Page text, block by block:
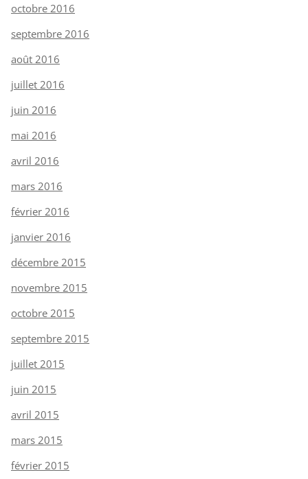
octobre 2016
septembre 2016
août 2016
juillet 2016
juin 2016
mai 2016
avril 2016
mars 2016
février 2016
janvier 2016
décembre 2015
novembre 2015
octobre 2015
septembre 2015
juillet 2015
juin 2015
avril 2015
mars 2015
février 2015